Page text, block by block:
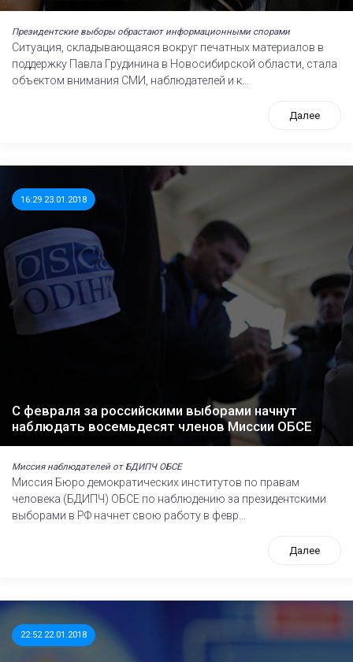
Президентские выборы обрастают информационными спорами
Ситуация, складывающаяся вокруг печатных материалов в
поддержку Павла Грудинина в Новосибирской области, стала
объектом внимания СМИ, наблюдателей и к...
Далее
16:29 23.01.2018
С февраля за российскими выборами начнут
наблюдать восемьдесят членов Миссии ОБСЕ
Миссия наблюдателей от БДИПЧ ОБСЕ
Миссия Бюро демократических институтов по правам
человека (БДИПЧ) ОБСЕ по наблюдению за президентскими
выборами в РФ начнет свою работу в февр...
Далее
22:52 22.01.2018